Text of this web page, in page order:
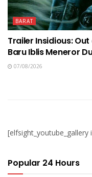
BARAT
Trailer Insidious:
Baru Iblis Meneror
07/08/2026
[elfsight_youtube_gallery
Popular 24 Hours